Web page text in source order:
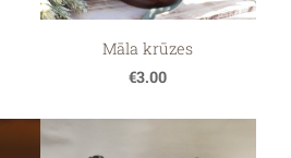
Māla krūzes
€3.00